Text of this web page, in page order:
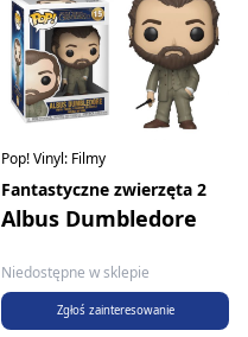
Pop! Vinyl: Filmy
Fantastyczne zwierzęta 2
Albus Dumbledore
Niedostępne w sklepie
Zgłoś zainteresowanie